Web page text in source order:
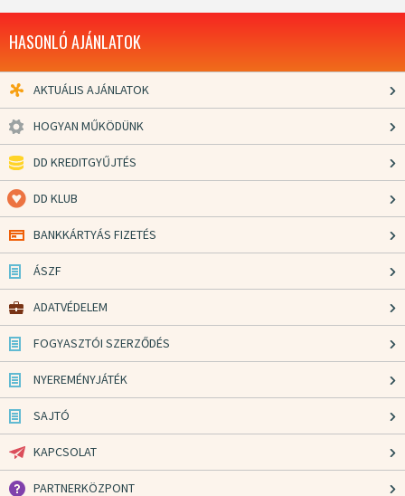
HASONLÓ AJÁNLATOK
AKTUÁLIS AJÁNLATOK
HOGYAN MŰKÖDÜNK
DD KREDITGYŰJTÉS
DD KLUB
BANKKÁRTYÁS FIZETÉS
ÁSZF
ADATVÉDELEM
FOGYASZTÓI SZERZŐDÉS
NYEREMÉNYJÁTÉK
SAJTÓ
KAPCSOLAT
PARTNERKÖZPONT